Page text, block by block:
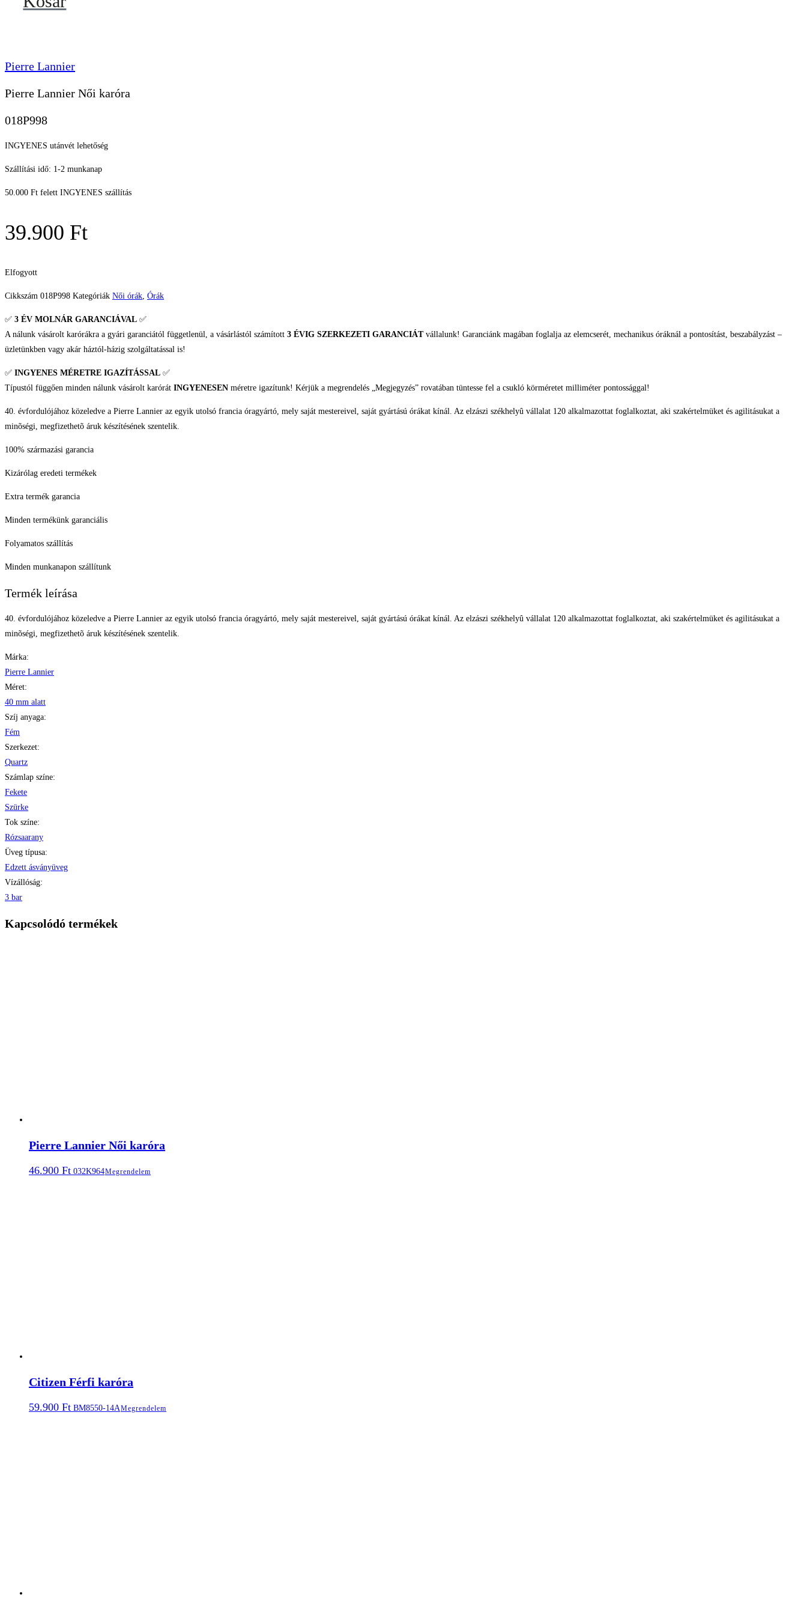
Pierre Lannier
Pierre Lannier Női karóra
018P998
INGYENES utánvét lehetőség
Szállítási idő: 1-2 munkanap
50.000 Ft felett INGYENES szállítás
39.900 Ft
Elfogyott
Cikkszám 018P998 Kategóriák Női órák, Órák
✅ 3 ÉV MOLNÁR GARANCIÁVAL ✅
A nálunk vásárolt karórákra a gyári garanciától függetlenül, a vásárlástól számított 3 ÉVIG SZERKEZETI GARANCIÁTvállalunk! Garanciánk magában foglalja az elemcserét, mechanikus óráknál a pontosítást, beszabályzást –
üzletünkben vagy akár háztól-házig szolgáltatással is!
✅ INGYENES MÉRETRE IGAZÍTÁSSAL ✅
Típustól függően minden nálunk vásárolt karórát INGYENESEN méretre igazítunk! Kérjük a megrendelés „Megjegyzés” rovatában tüntesse fel a csukló körméretet milliméter pontossággal!
40. évfordulójához közeledve a Pierre Lannier az egyik utolsó francia óragyártó, mely saját mestereivel, saját gyártású órákat kínál. Az elzászi székhelyû vállalat 120 alkalmazottat foglalkoztat, aki szakértelmüket és agilitásukat a
minõségi, megfizethetõ áruk készítésének szentelik.
100% származási garancia
Kizárólag eredeti termékek
Extra termék garancia
Minden termékünk garanciális
Folyamatos szállítás
Minden munkanapon szállítunk
Termék leírása
40. évfordulójához közeledve a Pierre Lannier az egyik utolsó francia óragyártó, mely saját mestereivel, saját gyártású órákat kínál. Az elzászi székhelyû vállalat 120 alkalmazottat foglalkoztat, aki szakértelmüket és agilitásukat a
minõségi, megfizethetõ áruk készítésének szentelik.
Márka:
Pierre Lannier
Méret:
40 mm alatt
Szíj anyaga:
Fém
Szerkezet:
Quartz
Számlap színe:
Fekete
Szürke
Tok színe:
Rózsaarany
Üveg típusa:
Edzett ásványüveg
Vízállóság:
3 bar
Kapcsolódó termékek
Pierre Lannier Női karóra
46.900 Ft 032K964Megrendelem
Citizen Férfi karóra
59.900 Ft BM8550-14AMegrendelem